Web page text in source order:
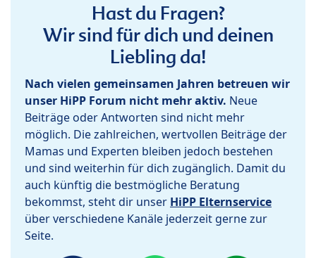
Hast du Fragen?
Wir sind für dich und deinen
Liebling da!
Nach vielen gemeinsamen Jahren betreuen wir
unser HiPP Forum nicht mehr aktiv. Neue
Beiträge oder Antworten sind nicht mehr
möglich. Die zahlreichen, wertvollen Beiträge der
Mamas und Experten bleiben jedoch bestehen
und sind weiterhin für dich zugänglich. Damit du
auch künftig die bestmögliche Beratung
bekommst, steht dir unser HiPP Elternservice
über verschiedene Kanäle jederzeit gerne zur
Seite.